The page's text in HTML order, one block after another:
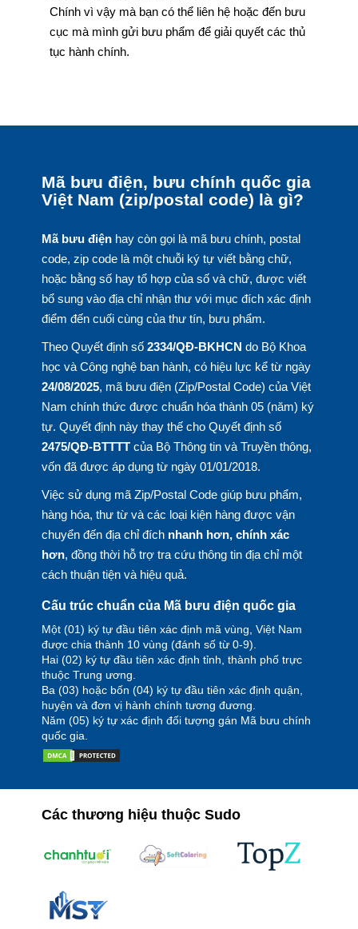
Chính vì vậy mà bạn có thể liên hệ hoặc đến bưu
cục mà mình gửi bưu phẩm để giải quyết các thủ
tục hành chính.
Mã bưu điện, bưu chính quốc gia
Việt Nam (zip/postal code) là gì?
Mã bưu điệnhay còn gọi là mã bưu chính, postal
code, zip code là một chuỗi ký tự viết bằng chữ,
hoặc bằng số hay tổ hợp của số và chữ, được viết
bổ sung vào địa chỉ nhận thư với mục đích xác định
điểm đến cuối cùng của thư tín, bưu phẩm.
Theo Quyết định số 2334/QĐ-BKHCN do Bộ Khoa
học và Công nghệ ban hành, có hiệu lực kể từ ngày
24/08/2025, mã bưu điện (Zip/Postal Code) của Việt
Nam chính thức được chuẩn hóa thành 05 (năm) ký
tự. Quyết định này thay thế cho Quyết định số
2475/QĐ-BTTTTcủa Bộ Thông tin và Truyền thông,
vốn đã được áp dụng từ ngày 01/01/2018.
Việc sử dụng mã Zip/Postal Code giúp bưu phẩm,
hàng hóa, thư từ và các loại kiện hàng được vận
chuyển đến địa chỉ đích nhanh hơn, chính xác
hơn, đồng thời hỗ trợ tra cứu thông tin địa chỉ một
cách thuận tiện và hiệu quả.
Cấu trúc chuẩn của Mã bưu điện quốc gia
Một (01) ký tự đầu tiên xác định mã vùng, Việt Nam
được chia thành 10 vùng (đánh số từ 0-9).
Hai (02) ký tự đầu tiên xác định tỉnh, thành phố trực
thuộc Trung ương.
Ba (03) hoặc bốn (04) ký tự đầu tiên xác định quận,
huyện và đơn vị hành chính tương đương.
Năm (05) ký tự xác định đối tượng gán Mã bưu chính
quốc gia.
Các thương hiệu thuộc Sudo